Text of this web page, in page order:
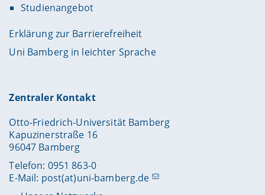
Studienangebot
Erklärung zur Barrierefreiheit
Uni Bamberg in leichter Sprache
Zentraler Kontakt
Otto-Friedrich-Universität Bamberg
Kapuzinerstraße 16
96047 Bamberg
Telefon: 0951 863-0
E-Mail: post(at)uni-bamberg.de